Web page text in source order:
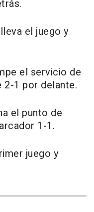
el juego y
el servicio de
2-1 por delante.
el punto de
1-1.
juego y